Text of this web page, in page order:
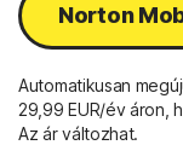
Norton
Automatikusan
29,99 EUR/év áron,
Az ár változhat.